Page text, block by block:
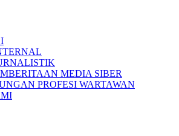
MEDIA SIBER
PROFESI WARTAWAN